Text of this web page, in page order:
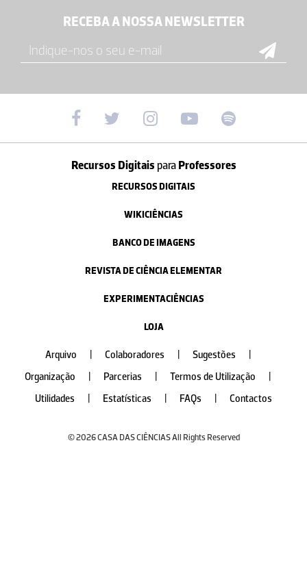
RECEBA A NOSSA NEWSLETTER
Recursos Digitais paraProfessores
RECURSOS DIGITAIS
WIKICIÊNCIAS
BANCO DE IMAGENS
REVISTA DE CIÊNCIA ELEMENTAR
EXPERIMENTACIÊNCIAS
LOJA
Arquivo Colaboradores Sugestões
Organização
Parcerias Termos de Utilização
Utilidades
Estatísticas FAQs Contactos
© 2026 CASA DAS CIÊNCIAS All Rights Reserved